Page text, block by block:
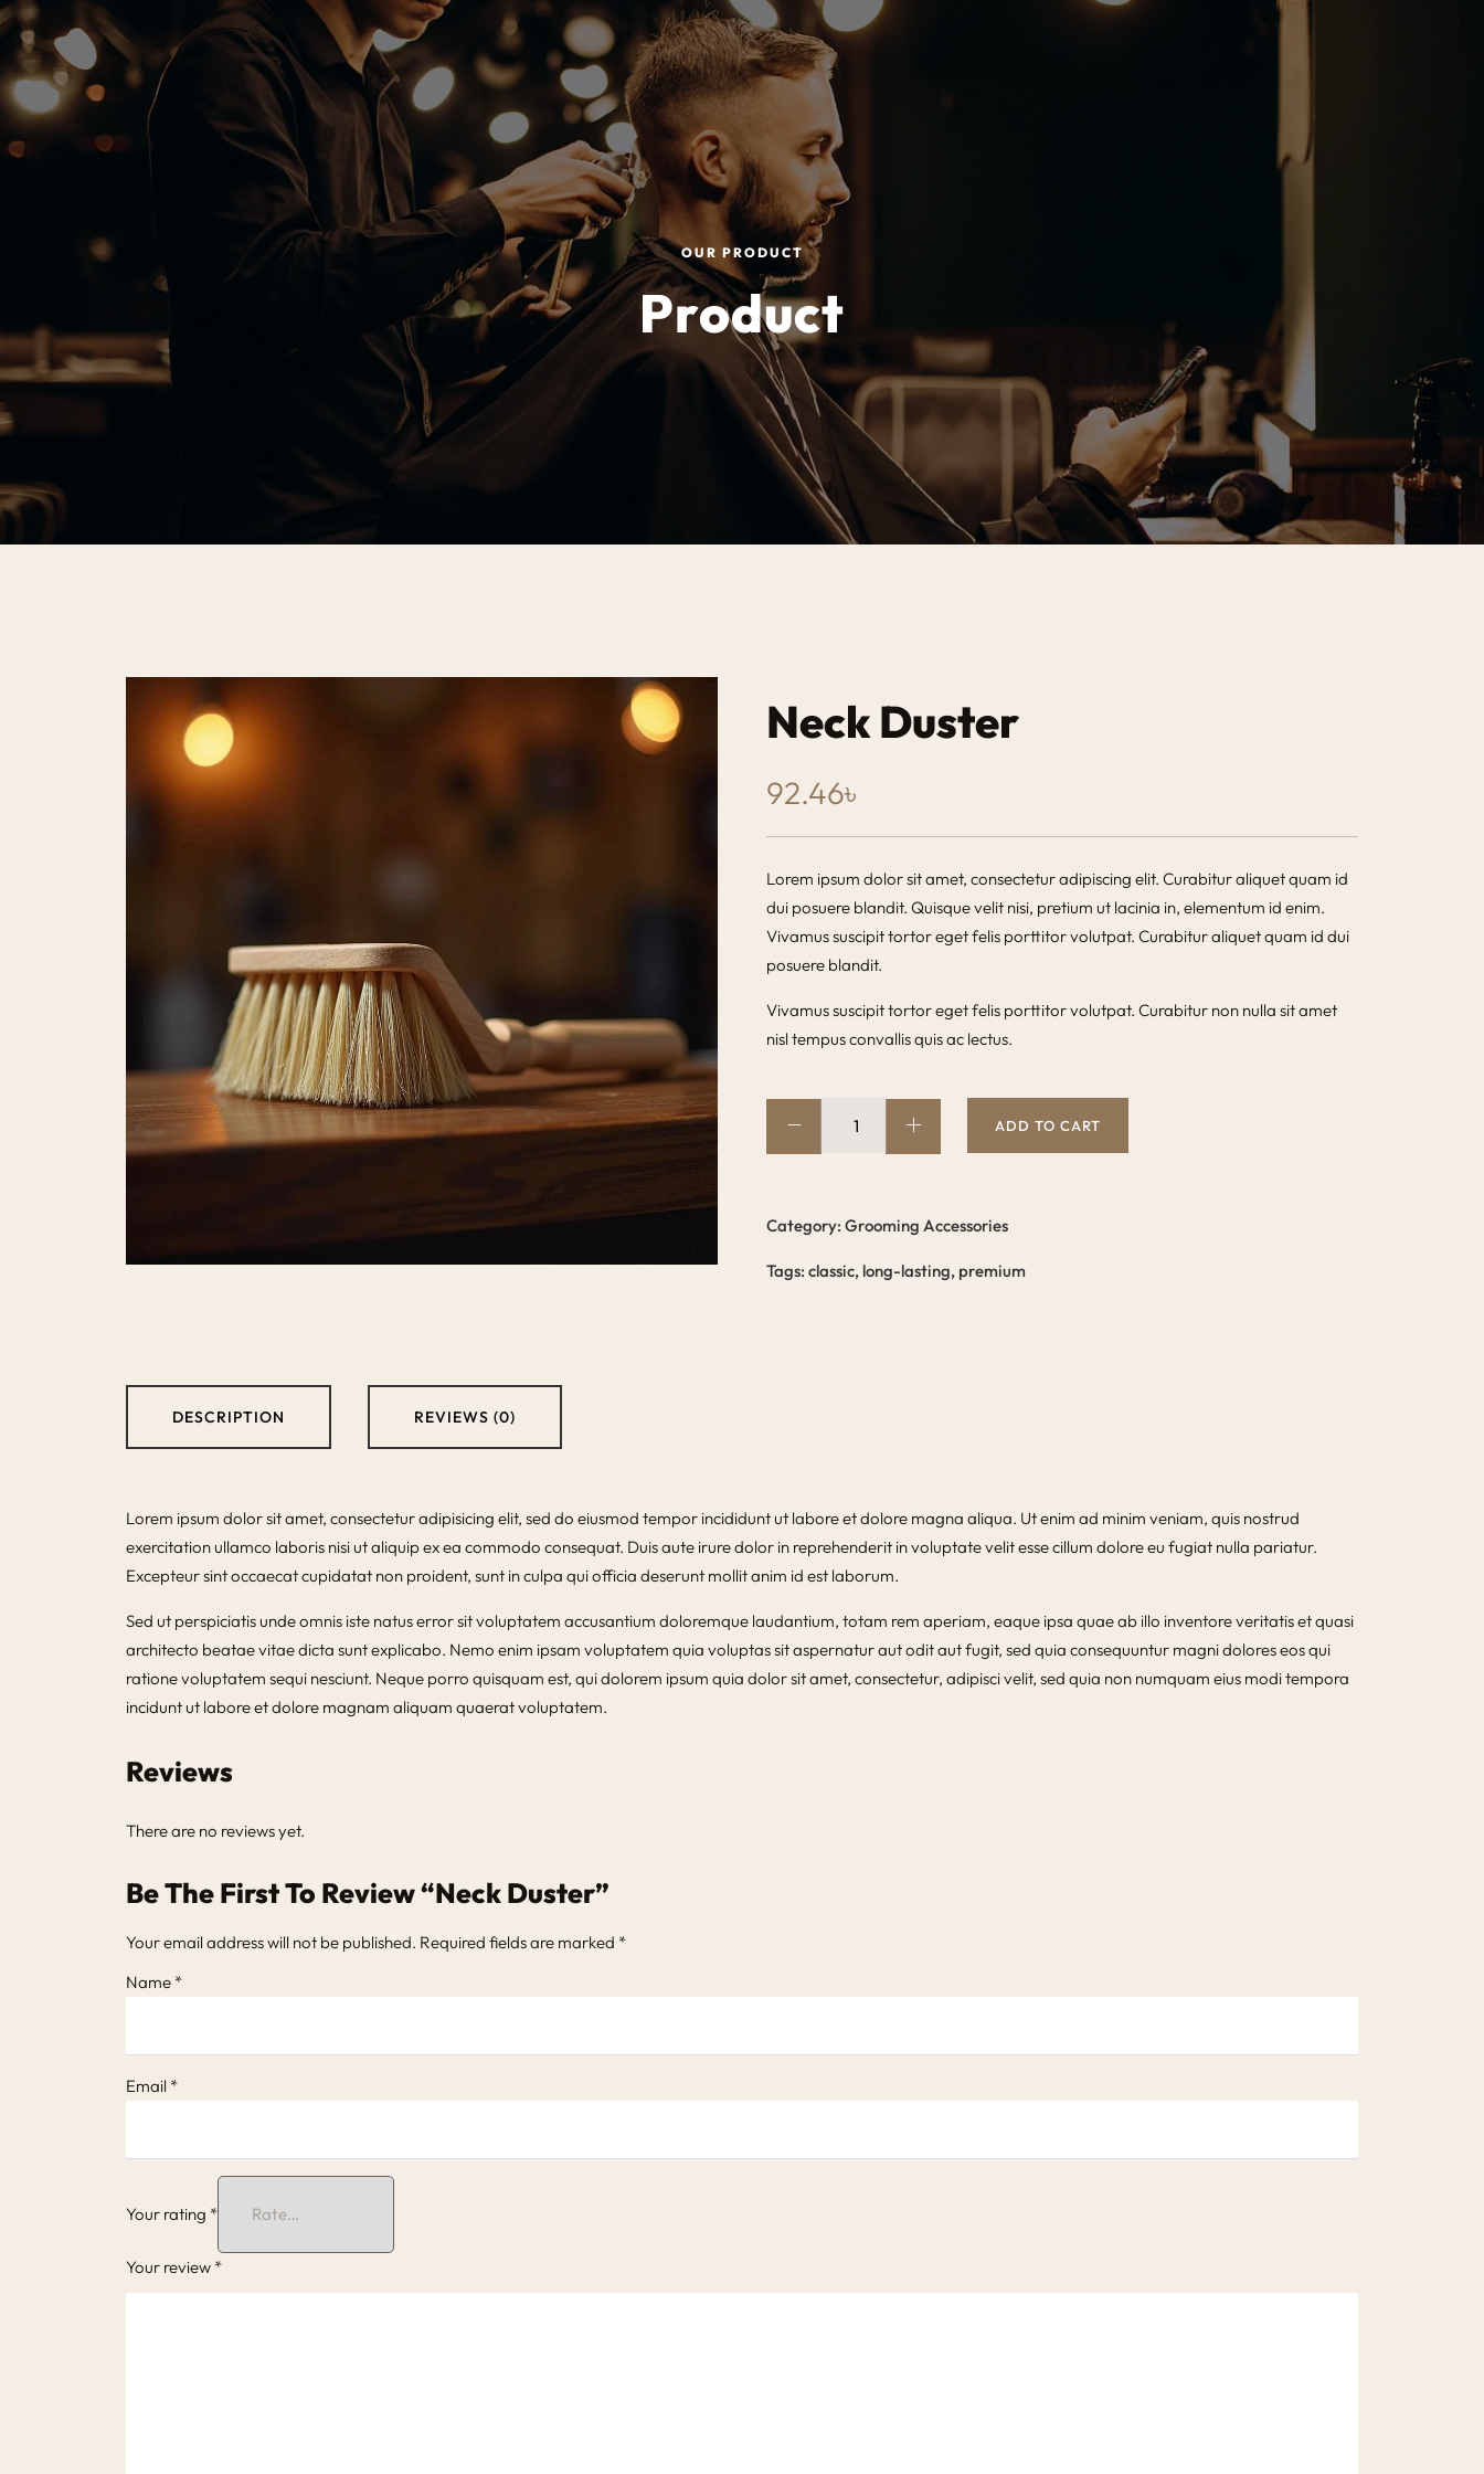
OUR PRODUCT
Product
Neck Duster
92.46৳
Lorem ipsum dolor sit amet, consectetur adipiscing elit. Curabitur aliquet quam id
dui posuere blandit. Quisque velit nisi, pretium ut lacinia in, elementum id enim.
Vivamus suscipit tortor eget felis porttitor volutpat. Curabitur aliquet quam id dui
posuere blandit.
Vivamus suscipit tortor eget felis porttitor volutpat. Curabitur non nulla sit amet
nisl tempus convallis quis ac lectus.
ADD TO CART
Category:Grooming Accessories
Tags:classic, long-lasting, premium
DESCRIPTION REVIEWS (0)
Lorem ipsum dolor sit amet, consectetur adipisicing elit, sed do eiusmod tempor incididunt ut labore et dolore magna aliqua. Ut enim ad minim veniam, quis nostrud
exercitation ullamco laboris nisi ut aliquip ex ea commodo consequat. Duis aute irure dolor in reprehenderit in voluptate velit esse cillum dolore eu fugiat nulla pariatur.
Excepteur sint occaecat cupidatat non proident, sunt in culpa qui officia deserunt mollit anim id est laborum.
Sed ut perspiciatis unde omnis iste natus error sit voluptatem accusantium doloremque laudantium, totam rem aperiam, eaque ipsa quae ab illo inventore veritatis et quasi
architecto beatae vitae dicta sunt explicabo. Nemo enim ipsam voluptatem quia voluptas sit aspernatur aut odit aut fugit, sed quia consequuntur magni dolores eos qui
ratione voluptatem sequi nesciunt. Neque porro quisquam est, qui dolorem ipsum quia dolor sit amet, consectetur, adipisci velit, sed quia non numquam eius modi tempora
incidunt ut labore et dolore magnam aliquam quaerat voluptatem.
Reviews
There are no reviews yet.
Be The First To Review “Neck Duster”
Your email address will not be published. Required fields are marked *
Name *
Email *
Your rating *
Your review *